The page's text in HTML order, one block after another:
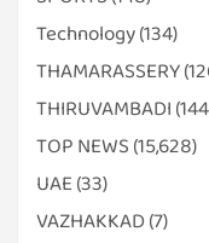
Technology(134)
THAMARASSERY
THIRUVAMBADI
TOP NEWS (15,628)
UAE (33)
VAZHAKKAD(7)